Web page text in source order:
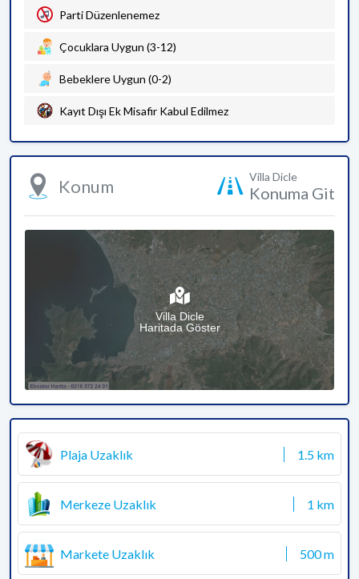
Parti Düzenlenemez
Çocuklara Uygun (3-12)
Bebeklere Uygun (0-2)
Kayıt Dışı Ek Misafir Kabul Edilmez
Konum Villa Dicle
Konuma Git
Villa Dicle
Haritada Göster
Plaja Uzaklık 1.5 km
Merkeze Uzaklık 1 km
Markete Uzaklık 500 m